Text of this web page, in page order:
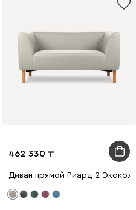
Серый
462 330
Диван прямой Риард-2